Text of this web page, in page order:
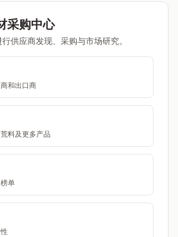
采购中心
供应商发现、采购与市场研究。
和出口商
料及更多产品
单